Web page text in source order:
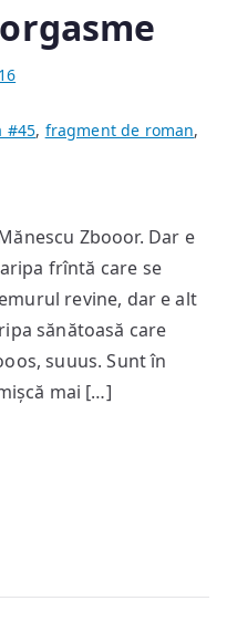
#45, fragment de roman,
Zbooor. Dar e
frîntă care se
revine, dar e alt
sănătoasă care
suuus. Sunt în
mai […]